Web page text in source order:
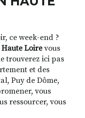
YOUTUBE
ce week-end ?
Loirevous
trouverez ici pas
et des
Puy de Dôme,
vous
ressourcer, vous